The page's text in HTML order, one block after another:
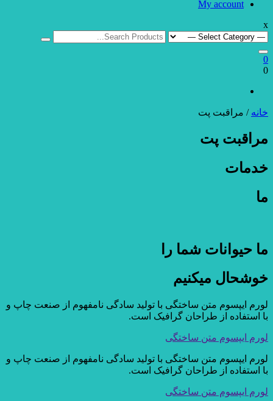
My account
x
Search
for:
0
0
خانه / مراقبت پت
مراقبت پت
خدمات
ما
ما حیوانات شما را
خوشحال میکنیم
لورم ایپسوم متن ساختگی با تولید سادگی نامفهوم از صنعت چاپ و
با استفاده از طراحان گرافیک است.
لورم ایپسوم متن ساختگی
لورم ایپسوم متن ساختگی با تولید سادگی نامفهوم از صنعت چاپ و
با استفاده از طراحان گرافیک است.
لورم ایپسوم متن ساختگی